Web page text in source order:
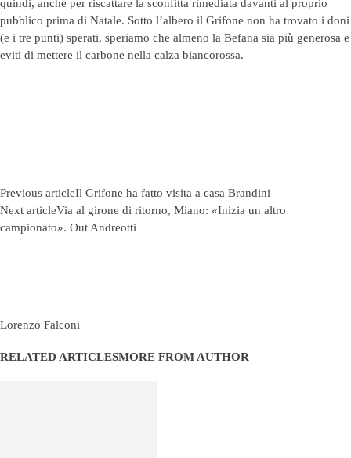
quindi, anche per riscattare la sconfitta rimediata davanti al proprio
pubblico prima di Natale. Sotto l’albero il Grifone non ha trovato i doni
(e i tre punti) sperati, speriamo che almeno la Befana sia più generosa e
eviti di mettere il carbone nella calza biancorossa.
Previous articleIl Grifone ha fatto visita a casa Brandini
Next articleVia al girone di ritorno, Miano: «Inizia un altro
campionato». Out Andreotti
Lorenzo Falconi
RELATED ARTICLESMORE FROM AUTHOR